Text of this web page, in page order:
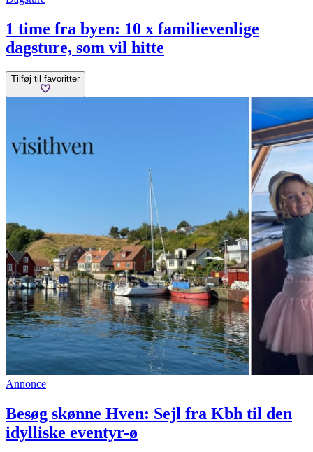
1 time fra byen: 10 x familievenlige
dagsture, som vil hitte
Tilføj til favoritter
Annonce
Besøg skønne Hven: Sejl fra Kbh til den
idylliske eventyr-ø